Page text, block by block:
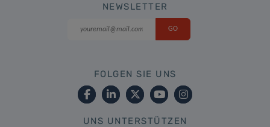
NEWSLETTER
FOLGEN SIE UNS
UNS UNTERSTÜTZEN